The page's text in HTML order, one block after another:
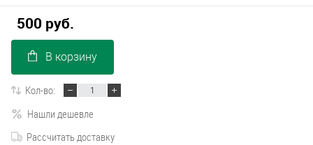
500 руб.
В корзину
Кол-во:
Нашли дешевле
Рассчитать доставку